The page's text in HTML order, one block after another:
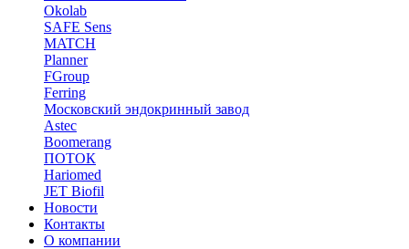
Okolab
SAFE Sens
MATCH
Planner
FGroup
Ferring
Московский эндокринный завод
Astec
Boomerang
ПОТОК
Hariomed
JET Biofil
Новости
Контакты
О компании